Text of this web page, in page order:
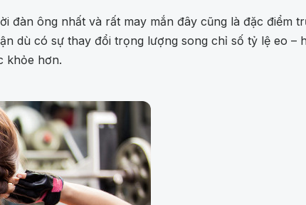
đàn ông nhất và rất may mắn đây cũng là đặc điểm
dù có sự thay đổi trọng lượng song chỉ số tỷ lệ eo –
khỏe hơn.